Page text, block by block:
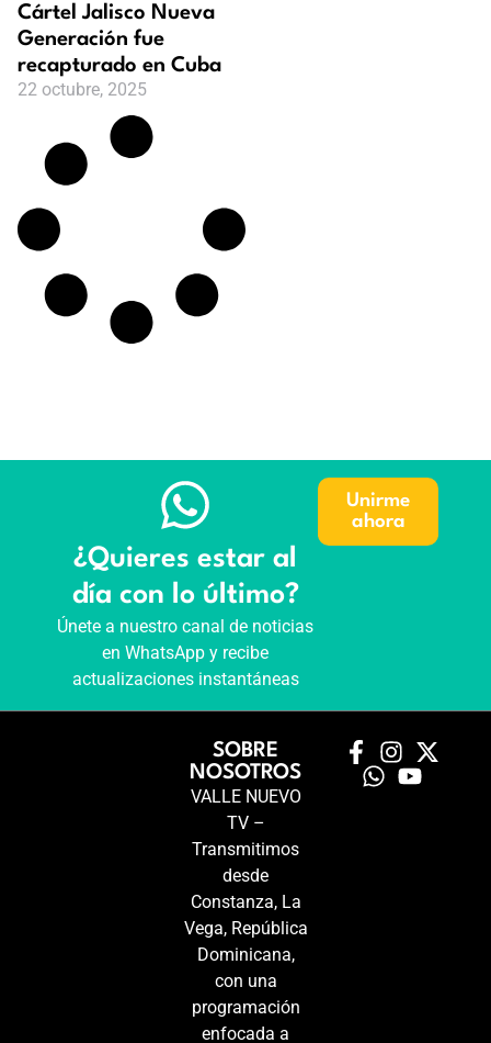
Cártel Jalisco Nueva
Generación fue
recapturado en Cuba
22 octubre, 2025
¿Quieres estar al
día con lo último?
Únete a nuestro canal de noticias
en WhatsApp y recibe
actualizaciones instantáneas
Unirme
ahora
SOBRE
NOSOTROS
VALLE NUEVO
TV –
Transmitimos
desde
Constanza, La
Vega, República
Dominicana,
con una
programación
enfocada a